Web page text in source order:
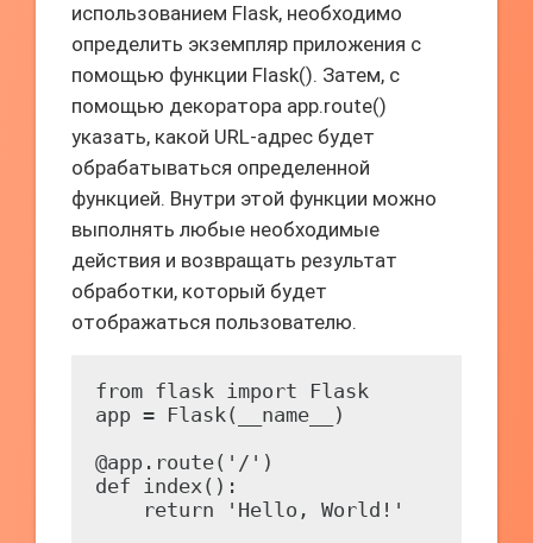
использованием Flask, необходимо
определить экземпляр приложения с
помощью функции Flask(). Затем, с
помощью декоратора app.route()
указать, какой URL-адрес будет
обрабатываться определенной
функцией. Внутри этой функции можно
выполнять любые необходимые
действия и возвращать результат
обработки, который будет
отображаться пользователю.
from flask import Flask
app = Flask(__name__)
@app.route('/')
def index():
    return 'Hello, World!'